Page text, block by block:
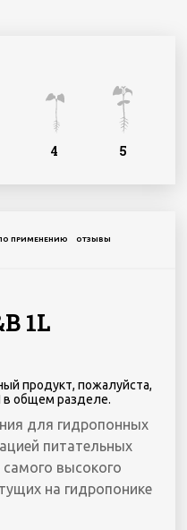
5
4
ПРИМЕНЕНИЮ ОТЗЫВЫ
1L
продукт, пожалуйста,
в общем разделе.
для гидропонных
питательных
высокого
на гидропонике